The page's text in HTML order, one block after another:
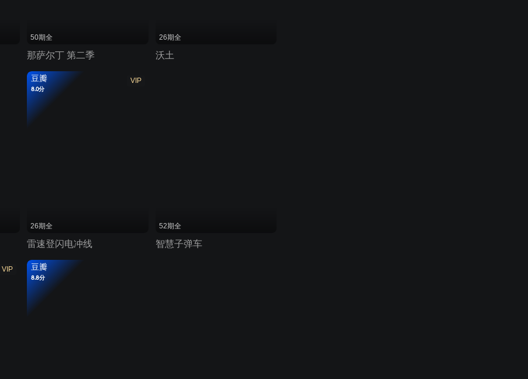
50期全
那萨尔丁 第二季
26期全
沃土
VIP
豆瓣
8.0分
26期全
雷速登闪电冲线
52期全
智慧子弹车
VIP 豆瓣
8.8分